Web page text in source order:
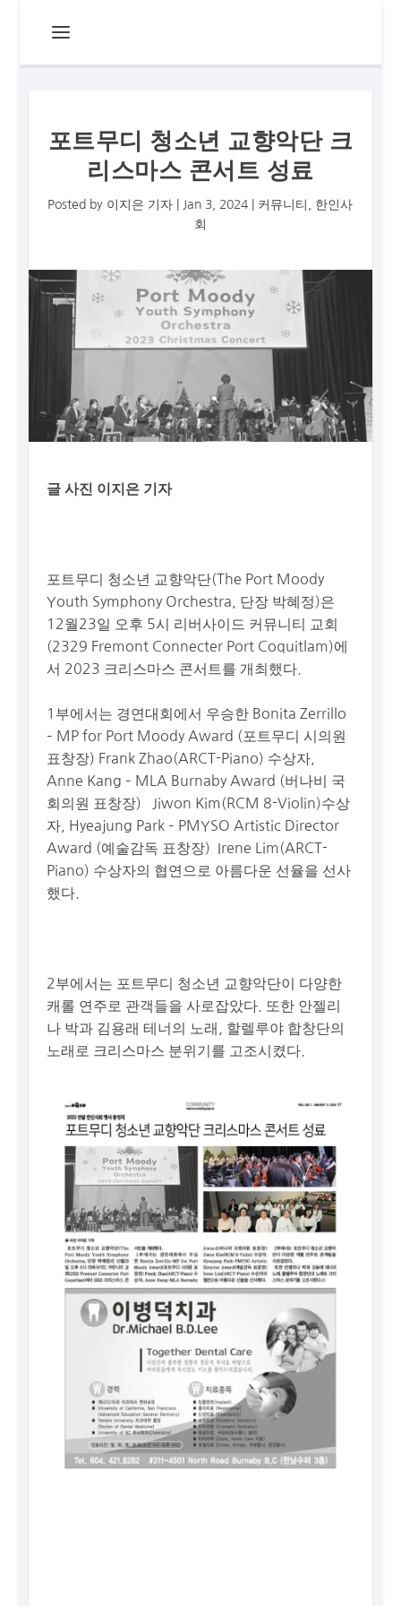
포트무디 청소년 교향악단 크
리스마스 콘서트 성료
Posted by 이지은 기자 Jan 3, 2024 커뮤니티
한인사
회
글 사진 이지은 기자
포트무디 청소년 교향악단(The Port Moody
Youth Symphony Orchestra, 단장 박혜정)은
12월23일 오후 5시 리버사이드 커뮤니티 교회
(2329 Fremont Connecter Port Coquitlam)에
서 2023 크리스마스 콘서트를 개최했다.
1부에서는 경연대회에서 우승한 Bonita Zerrillo
– MP for Port Moody Award (포트무디 시의원
표창장) Frank Zhao(ARCT-Piano) 수상자,
Anne Kang – MLA Burnaby Award (버나비 국
회의원 표창장) Jiwon Kim(RCM 8-Violin)수상
자, Hyeajung Park – PMYSO Artistic Director
Award (예술감독 표창장) Irene Lim(ARCT-
Piano) 수상자의 협연으로 아름다운 선율을 선사
했다.
2부에서는 포트무디 청소년 교향악단이 다양한
캐롤 연주로 관객들을 사로잡았다. 또한 안젤리
나 박과 김용래 테너의 노래, 할렐루야 합창단의
노래로 크리스마스 분위기를 고조시켰다.